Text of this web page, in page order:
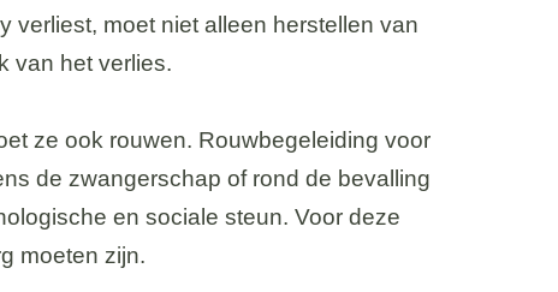
verliest, moet niet alleen herstellen van
van het verlies.
ze ook rouwen. Rouwbegeleiding voor
de zwangerschap of rond de bevalling
en sociale steun. Voor deze
moeten zijn.